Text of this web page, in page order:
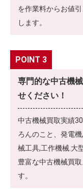
を作業料からお値
します。
POINT 3
専門的な中古機
せください！
中古機械買取実績
ろんのこと、発電
械工具,工作機械.大
豊富な中古機械買
す。